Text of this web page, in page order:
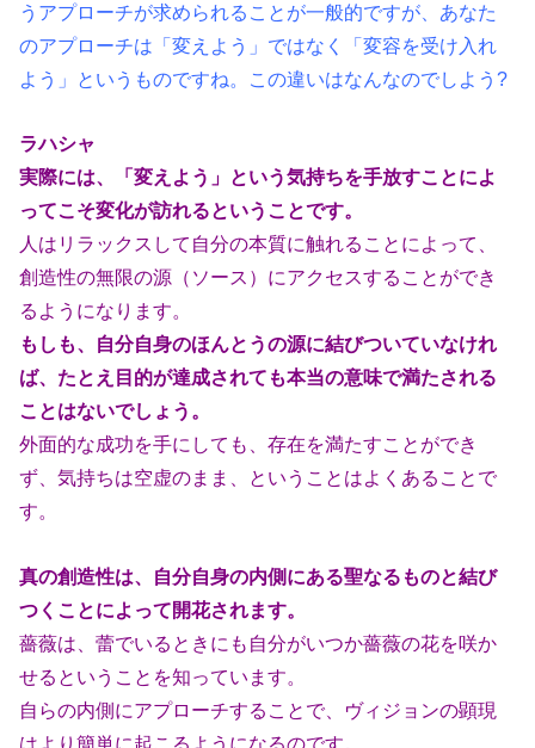
うアプローチが求められること が一般的ですが、あなた
のアプローチは「変えよう」ではなく「変容を受け入れ
よう」というものですね。この違いはなんなのでしよう?
ラハシャ
実際には、「変えよう」という気持ちを手放すことによ
ってこそ変化が訪れるということです。
人はリラックスして自分の本質に触れることによって、
創造性の無限の源（ソース）にアクセスすることができ
るようになります。
もしも、自分自身のほんとうの源に結びついていなけれ
ば、たとえ目的が達成されても本当の意味で満たされる
ことはないでしょう。
外面的な成功を手にしても、存在を満たすことができ
ず、気持ちは空虚のまま、 ということはよくあることで
す。
真の創造性は、自分自身の内側にある聖なるものと結び
つくことによって開花されます。
薔薇は、蕾でいるときにも自分がいつか薔薇の花を咲か
せるということを知っています。
自らの内側にアプローチすることで、ヴィジョンの顕現
はより簡単に起こるよ うになるのです。